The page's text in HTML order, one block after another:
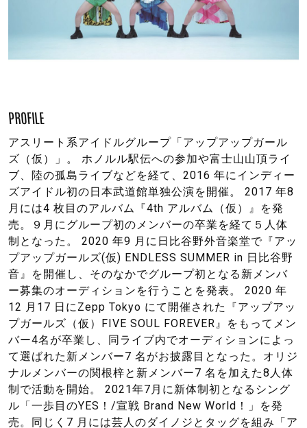
PROFILE
アスリート系アイドルグループ「アップアップガール
ズ（仮）」。 ホノルル駅伝への参加や富士山山頂ライ
ブ、陸の孤島ライブなどを経て、2016 年にインディー
ズアイドル初の日本武道館単独公演を開催。 2017 年8
月には4 枚目のアルバム『4th アルバム（仮）』を発
売。９月にグループ初のメンバーの卒業を経て５人体
制となった。 2020 年9 月に日比谷野外音楽堂で『アッ
プアップガールズ(仮) ENDLESS SUMMER in 日比谷野
音』を開催し、そのなかでグループ初となる新メンバ
ー募集のオーディションを行うことを発表。 2020 年
12 月17 日にZepp Tokyo にて開催された『アップアッ
プガールズ（仮）FIVE SOUL FOREVER』をもってメン
バー4名が卒業し、同ライブ内でオーディションによっ
て選ばれた新メンバー7 名がお披露目となった。オリジ
ナルメンバーの関根梓と新メンバー7 名を加えた8人体
制で活動を開始。 2021年7月に新体制初となるシング
ル「一歩目のYES！/宣戦 Brand New World！」を発
売。同じく7 月には芸人のダイノジとタッグを組み「ア